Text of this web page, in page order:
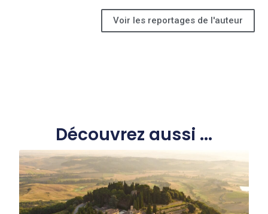
Voir les reportages de l'auteur
Découvrez aussi ...